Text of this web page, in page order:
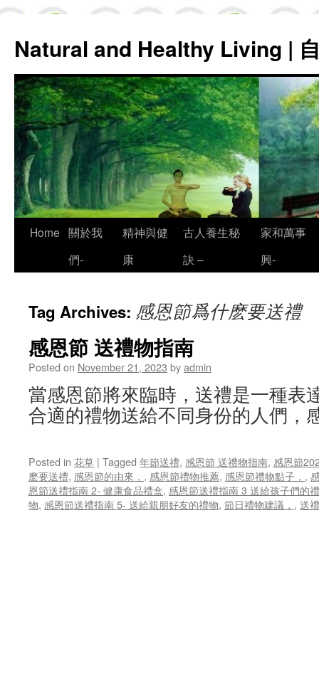
Natural and Healthy Living |
Skip
Home 關於我
們-
精神與健
康
古人養生秘
訣 –
家和萬事
興-
Tag Archives: 感恩節爲什麽要送禮
感恩節 送禮物指南
Posted on November 21, 2023 byadmin
當感恩節將來臨時，送禮是一種表
合適的禮物送給不同身份的人們，
Posted in 花草 | Tagged 年節送禮, 感恩節 送禮物指南, 感恩節
麽要送禮, 感恩節的由來， , 感恩節禮物推薦, 感恩節禮物點子， ,
恩節送禮指南 2- 健康食品禮盒, 感恩節送禮指南 3 送給孩子們的
物, 感恩節送禮指南 5- 送給親朋好友的禮物, 節日禮物建議， , 送